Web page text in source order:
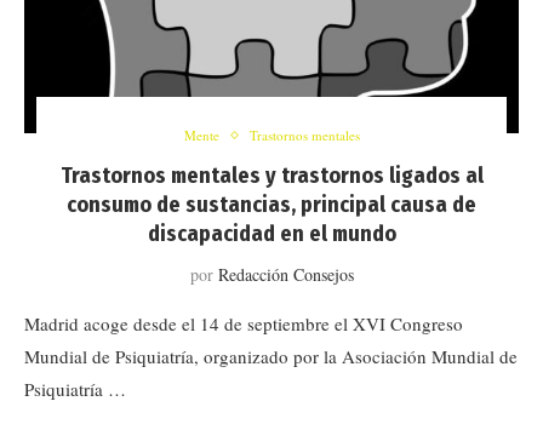
Mente Trastornos mentales
Trastornos mentales y trastornos ligados al
consumo de sustancias, principal causa de
discapacidad en el mundo
por Redacción Consejos
Madrid acoge desde el 14 de septiembre el XVI Congreso
Mundial de Psiquiatría, organizado por la Asociación Mundial de
Psiquiatría …